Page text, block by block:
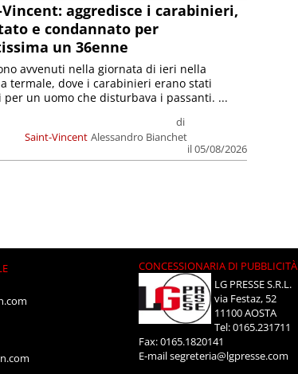
aggredisce i carabinieri,
e condannato per
un 36enne
Saint-Vincent
di
Alessandro Bianchet
il 05/08/2026
avvenuti nella giornata di ieri nella
termale, dove i carabinieri erano stati
un uomo che disturbava i passanti. ...
CONCESSIONARIA DI PUBBLICITÀ
LG PRESSE S.R.L.
via Festaz, 52
11100 AOSTA
Tel: 0165.231711
Fax: 0165.1820141
E-mailsegreteria@lgpresse.com